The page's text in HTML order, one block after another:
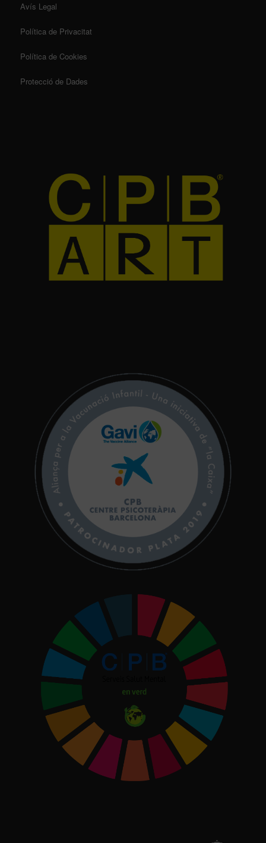
Avís Legal
Política de Privacitat
Política de Cookies
Protecció de Dades